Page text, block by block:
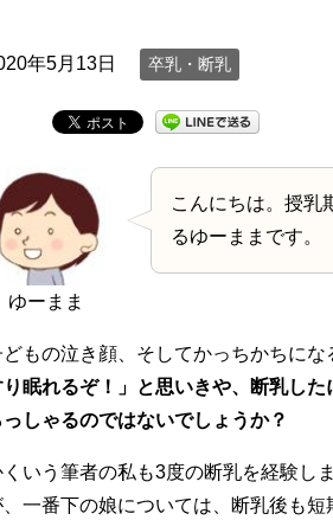
年5月13日 卒乳・断乳
ゆーまま
こんにちは。授乳
るゆーままです。
もの泣き顔、そしてかっちかちにな
り眠れるぞ！」と思いきや、断乳し
っしゃるのではないでしょうか？
くいう筆者の私も3度の断乳を経験し
、一番下の娘については、断乳後も